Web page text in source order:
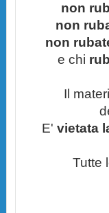
non
non
non
e chi
Il
E' vietata
Tutte